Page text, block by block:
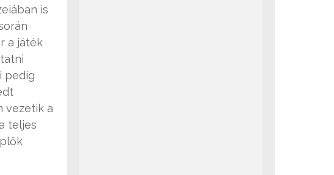
is
a játék
pedig
vezetik a
teljes